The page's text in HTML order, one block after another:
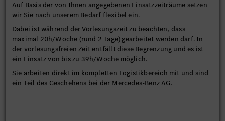
Auf Basis der von Ihnen angegebenen Einsatzzeiträume setzen
wir Sie nach unserem Bedarf flexibel ein.
Dabei ist während der Vorlesungszeit zu beachten, dass
maximal 20h/Woche (rund 2 Tage) gearbeitet werden darf. In
der vorlesungsfreien Zeit entfällt diese Begrenzung und es ist
ein Einsatz von bis zu 39h/Woche möglich.
Sie arbeiten direkt im kompletten Logistikbereich mit und sind
ein Teil des Geschehens bei der Mercedes-Benz AG.